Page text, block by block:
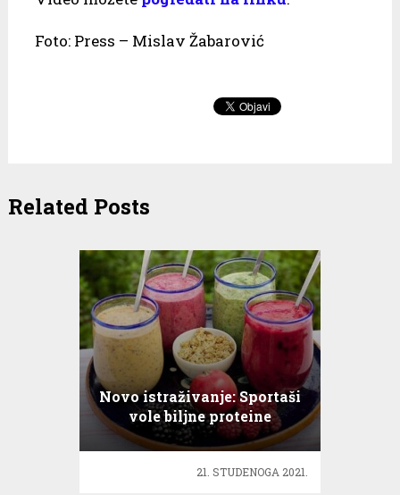
Foto: Press – Mislav Žabarović
Related Posts
Novo istraživanje: Sportaši
vole biljne proteine
21. STUDENOGA 2021.